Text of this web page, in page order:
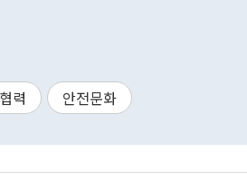
협력 안전문화